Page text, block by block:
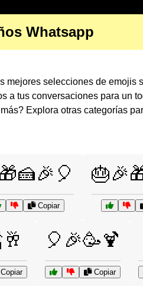
Whatsapp
mejores selecciones de emojis
a tus conversaciones para
Explora otras categorías
Copiar
🎈🎉🥳🍹
Copiar